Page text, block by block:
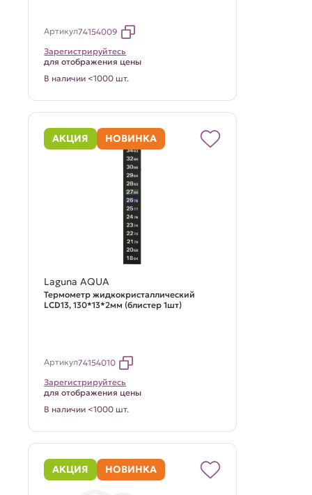
Артикул74154009
Зарегистрируйтесь
для отображения цены
В наличии <1000 шт.
АКЦИЯ НОВИНКА
Laguna AQUA
Термометр жидкокристаллический
LCD13, 130*13*2мм (блистер 1шт)
Артикул74154010
Зарегистрируйтесь
для отображения цены
В наличии <1000 шт.
АКЦИЯ НОВИНКА